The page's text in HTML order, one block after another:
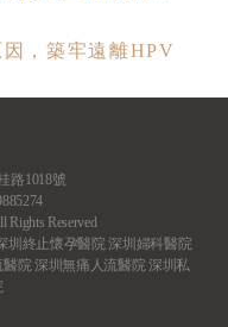
，築牢遠離HPV
路1018號
Rights Reserved
圳終止懷孕醫院深圳婦科醫院
醫院深圳無痛人流醫院深圳私